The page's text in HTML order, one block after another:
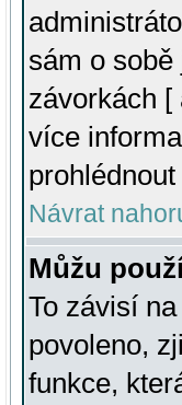
sám o
závorkách
více
Návrat
Můžu
To závisí
povoleno,
funkce,